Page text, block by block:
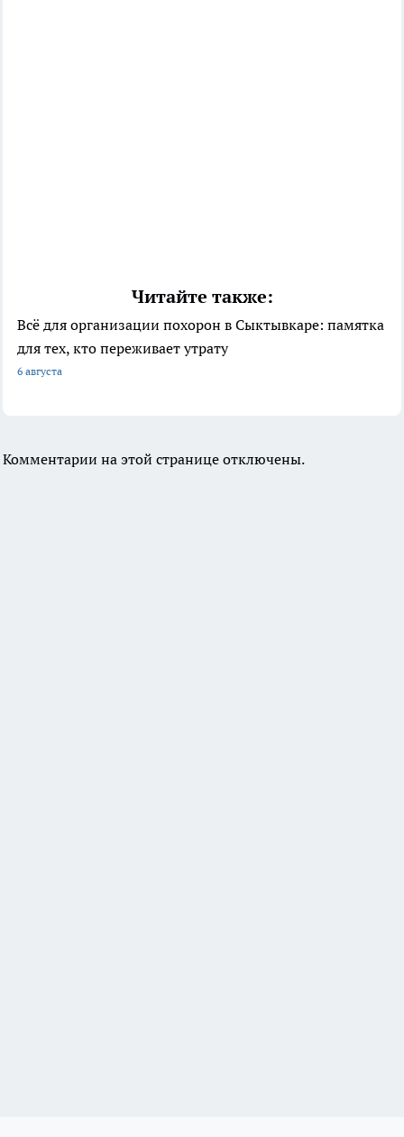
Читайте также:
Всё для организации похорон в Сыктывкаре: памятка
для тех, кто переживает утрату
6 августа
Комментарии на этой странице отключены.